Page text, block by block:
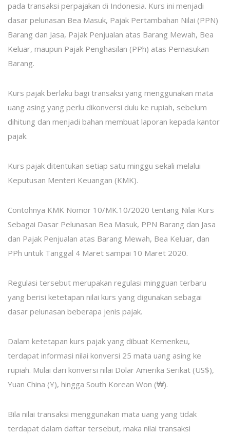
pada transaksi perpajakan di Indonesia. Kurs ini menjadi
dasar pelunasan Bea Masuk, Pajak Pertambahan Nilai (PPN)
Barang dan Jasa, Pajak Penjualan atas Barang Mewah, Bea
Keluar, maupun Pajak Penghasilan (PPh) atas Pemasukan
Barang.
Kurs pajak berlaku bagi transaksi yang menggunakan mata
uang asing yang perlu dikonversi dulu ke rupiah, sebelum
dihitung dan menjadi bahan membuat laporan kepada kantor
pajak.
Kurs pajak ditentukan setiap satu minggu sekali melalui
Keputusan Menteri Keuangan (KMK).
Contohnya KMK Nomor 10/MK.10/2020 tentang Nilai Kurs
Sebagai Dasar Pelunasan Bea Masuk, PPN Barang dan Jasa
dan Pajak Penjualan atas Barang Mewah, Bea Keluar, dan
PPh untuk Tanggal 4 Maret sampai 10 Maret 2020.
Regulasi tersebut merupakan regulasi mingguan terbaru
yang berisi ketetapan nilai kurs yang digunakan sebagai
dasar pelunasan beberapa jenis pajak.
Dalam ketetapan kurs pajak yang dibuat Kemenkeu,
terdapat informasi nilai konversi 25 mata uang asing ke
rupiah. Mulai dari konversi nilai Dolar Amerika Serikat (US$),
Yuan China (¥), hingga South Korean Won (₩).
Bila nilai transaksi menggunakan mata uang yang tidak
terdapat dalam daftar tersebut, maka nilai transaksi